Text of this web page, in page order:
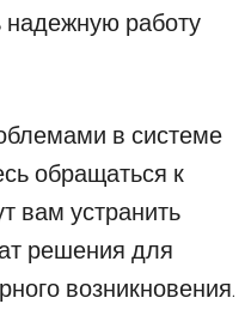
надежную работу
в системе
обращаться к
вам устранить
решения для
возникновения.